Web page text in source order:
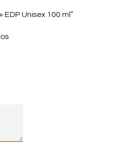
Unisex 100 ml”